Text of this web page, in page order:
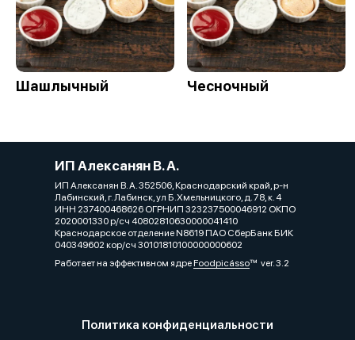
Шашлычный Чесночный
ИП Алексанян В. А.
ИП Алексанян В. А. 352506, Краснодарский край, р-н
Лабинский, г. Лабинск, ул Б.Хмельницкого, д. 78, к. 4
ИНН 237400468626 ОГРНИП 323237500046912 ОКПО
2020001330 р/сч 40802810630000041410
Краснодарское отделение N8619 ПАО СберБанк БИК
040349602 кор/сч 30101810100000000602
Работает на эффективном ядреFoodpicássover. 3.2
Политика конфиденциальности